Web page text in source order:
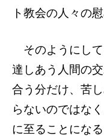
ト教会の人々の
そのようにし
達しあう人間の
合う分だけ、苦
らないのではな
に至ることにな